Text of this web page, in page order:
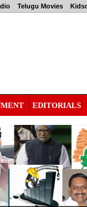
Telugu Movies
EDITORIALS